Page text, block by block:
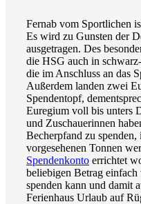
Fernab vom Sportlichen
Es wird zu Gunsten der
ausgetragen. Des
die HSG auch in
die im Anschluss an das
Außerdem landen zwei
Spendentopf,
Euregium voll bis unters
und Zuschauerinnen
Becherpfand zu
vorgesehenen Tonnen
Spendenkonto errichtet
beliebigen Betrag
spenden kann und damit
Ferienhaus Urlaub auf